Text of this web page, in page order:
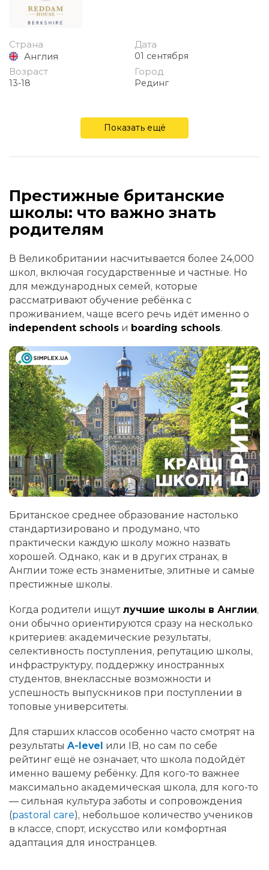
Страна
Англия
Дата
01 сентября
Возраст
13-18
Город
Рединг
Показать ещё
Престижные британские
школы: что важно знать
родителям
В Великобритании насчитывается более 24,000
школ, включая государственные и частные. Но
для международных семей, которые
рассматривают обучение ребёнка с
проживанием, чаще всего речь идёт именно о
independent schools и boarding schools.
Британское среднее образование настолько
стандартизировано и продумано, что
практически каждую школу можно назвать
хорошей. Однако, как и в других странах, в
Англии тоже есть знаменитые, элитные и самые
престижные школы.
Когда родители ищут лучшие школы в Англии,
они обычно ориентируются сразу на несколько
критериев: академические результаты,
селективность поступления, репутацию школы,
инфраструктуру, поддержку иностранных
студентов, внеклассные возможности и
успешность выпускников при поступлении в
топовые университеты.
Для старших классов особенно часто смотрят на
результаты A-level или IB, но сам по себе
рейтинг ещё не означает, что школа подойдёт
именно вашему ребёнку. Для кого-то важнее
максимально академическая школа, для кого-то
— сильная культура заботы и сопровождения
(pastoral care), небольшое количество учеников
в классе, спорт, искусство или комфортная
адаптация для иностранцев.